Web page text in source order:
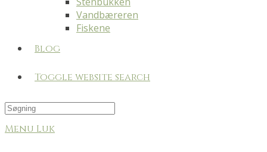
Vandbæreren
Fiskene
Blog
Toggle website search
Menu Luk